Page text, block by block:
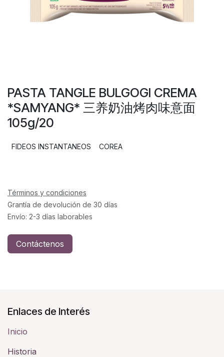
PASTA TANGLE BULGOGI CREMA
*SAMYANG* 三养奶油烤肉味意面
105g/20
FIDEOS INSTANTANEOS COREA
Términos y condiciones
Grantía de devolución de 30 días
Envío: 2-3 días laborables
Contáctenos
Enlaces de Interés
Inicio
Historia​